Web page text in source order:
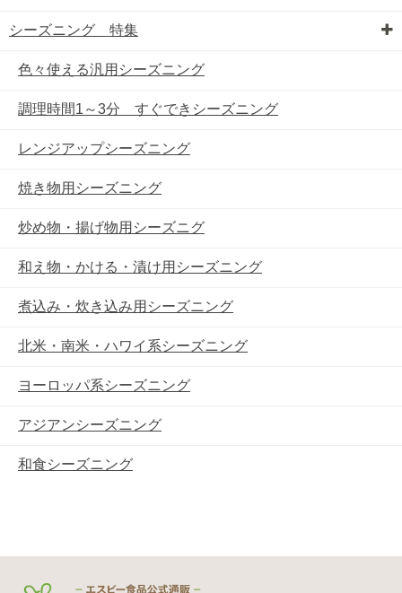
シーズニング 特集
色々使える汎用シーズニング
調理時間1～3分 すぐできシーズニング
レンジアップシーズニング
焼き物用シーズニング
炒め物・揚げ物用シーズニグ
和え物・かける・漬け用シーズニング
煮込み・炊き込み用シーズニング
北米・南米・ハワイ系シーズニング
ヨーロッパ系シーズニング
アジアンシーズニング
和食シーズニング